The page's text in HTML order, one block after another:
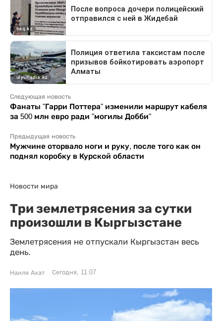
Следующая новость
Фанаты "Гарри Поттера" изменили маршрут кабеля
за 500 млн евро ради "могилы Добби"
Предыдущая новость
Мужчине оторвало ноги и руку, после того как он
поднял коробку в Курской области
Новости мира
Три землетрясения за сутки
произошли в Кыргызстане
Землетрясения не отпускали Кыргызстан весь
день.
Наиля Ахат Сегодня, 11:07